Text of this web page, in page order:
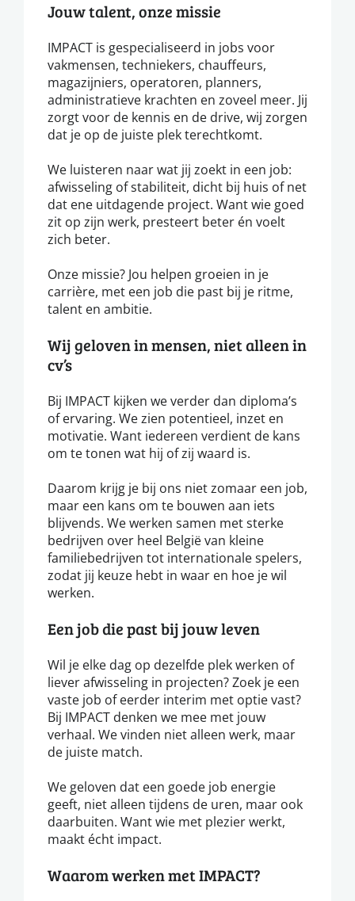
Jouw talent, onze missie
IMPACT is gespecialiseerd in jobs voor
vakmensen, techniekers, chauffeurs,
magazijniers, operatoren, planners,
administratieve krachten en zoveel meer. Jij
zorgt voor de kennis en de drive, wij zorgen
dat je op de juiste plek terechtkomt.
We luisteren naar wat jij zoekt in een job:
afwisseling of stabiliteit, dicht bij huis of net
dat ene uitdagende project. Want wie goed
zit op zijn werk, presteert beter én voelt
zich beter.
Onze missie? Jou helpen groeien in je
carrière, met een job die past bij je ritme,
talent en ambitie.
Wij geloven in mensen, niet alleen in
cv’s
Bij IMPACT kijken we verder dan diploma’s
of ervaring. We zien potentieel, inzet en
motivatie. Want iedereen verdient de kans
om te tonen wat hij of zij waard is.
Daarom krijg je bij ons niet zomaar een job,
maar een kans om te bouwen aan iets
blijvends. We werken samen met sterke
bedrijven over heel België van kleine
familiebedrijven tot internationale spelers,
zodat jij keuze hebt in waar en hoe je wil
werken.
Een job die past bij jouw leven
Wil je elke dag op dezelfde plek werken of
liever afwisseling in projecten? Zoek je een
vaste job of eerder interim met optie vast?
Bij IMPACT denken we mee met jouw
verhaal. We vinden niet alleen werk, maar
de juiste match.
We geloven dat een goede job energie
geeft, niet alleen tijdens de uren, maar ook
daarbuiten. Want wie met plezier werkt,
maakt écht impact.
Waarom werken met IMPACT?